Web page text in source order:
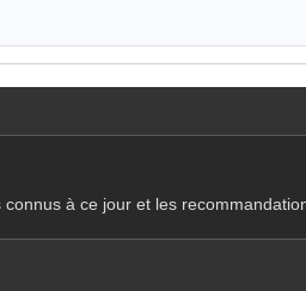
à ce jour et les